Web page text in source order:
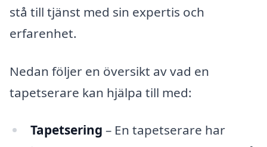
stå till tjänst med sin expertis och
erfarenhet.
Nedan följer en översikt av vad en
tapetserare kan hjälpa till med:
Tapetsering – En tapetserare har